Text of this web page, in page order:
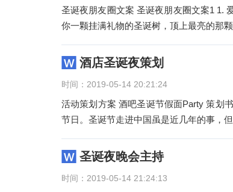
圣诞夜朋友圈文案 圣诞夜朋友圈文案1 1.
你一颗挂满礼物的圣诞树，顶上最亮的那
酒店圣诞夜策划
时间：2019-05-14 20:21:24
活动策划方案 酒吧圣诞节假面Party 策划书 Planning Books 一、活动背景 圣诞节是基督教最大的节日，也是西方的传统
节日。圣诞节走进中国虽是近几年的事，
圣诞夜晚会主持
时间：2019-05-14 21:24:13